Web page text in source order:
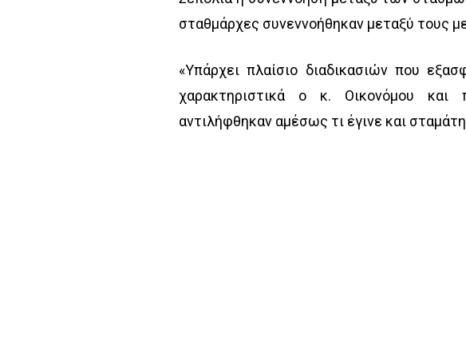
σταθμάρχες συνεννοήθηκαν μεταξύ τους
«Υπάρχει πλαίσιο διαδικασιών που
χαρακτηριστικά ο κ. Οικονόμου και
αντιλήφθηκαν αμέσως τι έγινε και